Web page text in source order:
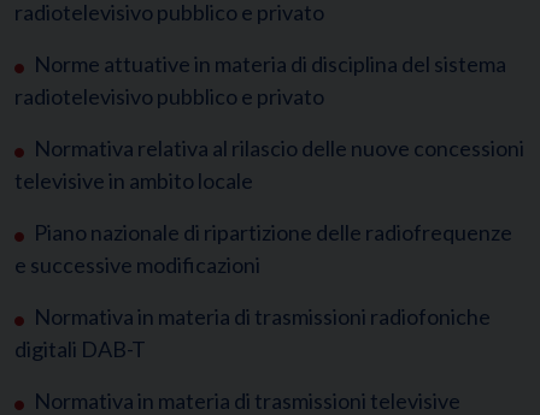
radiotelevisivo pubblico e privato
Norme attuative in materia di disciplina del sistema
radiotelevisivo pubblico e privato
Normativa relativa al rilascio delle nuove concessioni
televisive in ambito locale
Piano nazionale di ripartizione delle radiofrequenze
e successive modificazioni
Normativa in materia di trasmissioni radiofoniche
digitali DAB-T
Normativa in materia di trasmissioni televisive